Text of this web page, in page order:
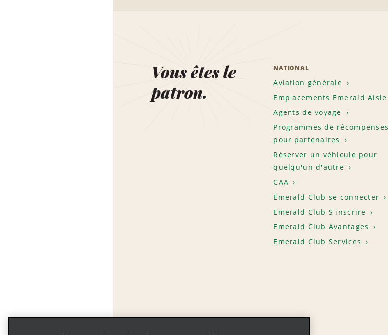
Vous êtes le
patron.
NATIONAL
Aviation générale
Emplacements Emerald Aisle
Agents de voyage
Programmes de récompenses
pour partenaires
Réserver un véhicule pour
quelqu'un d'autre
CAA
Emerald Club se connecter
Emerald Club S'inscrire
Emerald Club Avantages
Emerald Club Services